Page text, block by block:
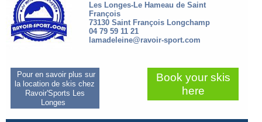
Les Longes-Le Hameau de Saint
François
73130 Saint François Longchamp
04 79 59 11 21
lamadeleine@ravoir-sport.com
Pour en savoir plus sur
la location de skis chez
Ravoir'Sports Les
Longes
Book your skis
here